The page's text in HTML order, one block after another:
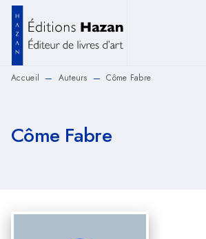
MENU RECHERCHE
PIED DE PAGE
Accueil — Auteurs — Côme Fabre
Côme Fabre